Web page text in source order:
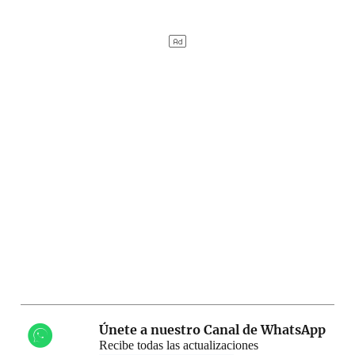
Únete a nuestro Canal de WhatsApp
Recibe todas las actualizaciones